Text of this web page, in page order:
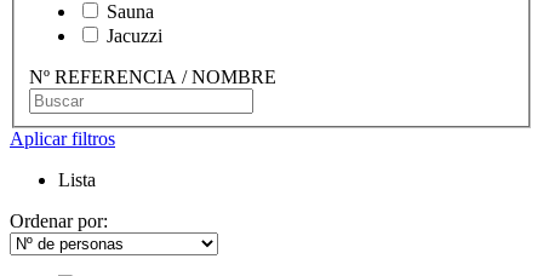
Sauna
Jacuzzi
Nº REFERENCIA / NOMBRE
Aplicar filtros
Lista
Ordenar por: